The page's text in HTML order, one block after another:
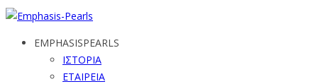
EMPHASISPEARLS
ΙΣΤΟΡΙΑ
ΕΤΑΙΡΕΙΑ